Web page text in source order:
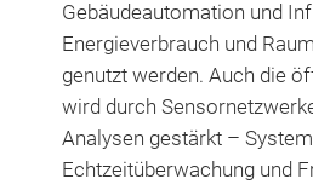
Gebäudeautomation und
Energieverbrauch und
genutzt werden. Auch die
wird durch
Analysen gestärkt –
Echtzeitüberwachung und